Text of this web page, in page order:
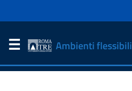
Ambienti flessibili